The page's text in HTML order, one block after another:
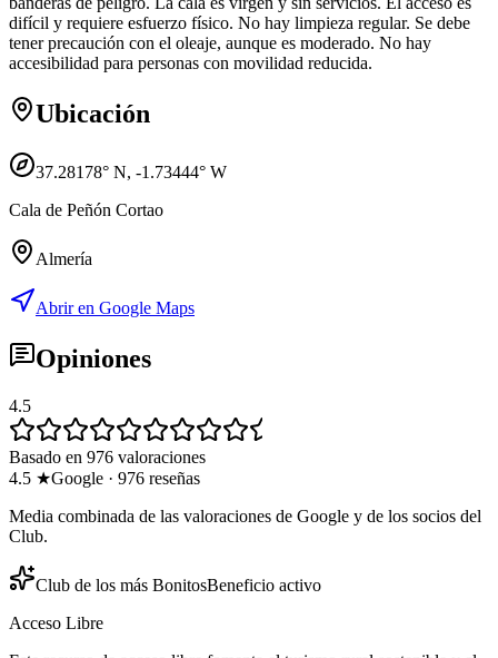
difícil y requiere esfuerzo físico. No hay limpieza regular. Se debe
tener precaución con el oleaje, aunque es moderado. No hay
accesibilidad para personas con movilidad reducida.
Ubicación
37.28178° N, -1.73444° W
Cala de Peñón Cortao
Almería
Abrir en Google Maps
Opiniones
4.5
Basado en 976 valoraciones
4.5 ★Google · 976 reseñas
Media combinada de las valoraciones de Google y de los socios del
Club.
Club de los más BonitosBeneficio activo
Acceso Libre